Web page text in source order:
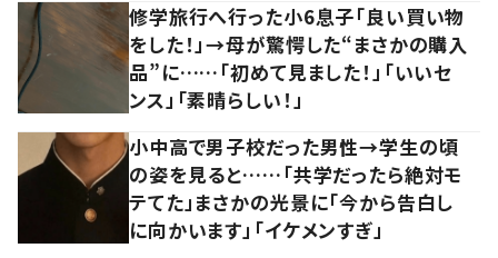
修学旅行へ行った小6息子「良い買い物
をした！」→母が驚愕した“まさかの購入
品”に……「初めて見ました！」「いいセ
ンス」「素晴らしい！」
小中高で男子校だった男性→学生の頃
の姿を見ると……「共学だったら絶対モ
テてた」まさかの光景に「今から告白し
に向かいます」「イケメンすぎ」